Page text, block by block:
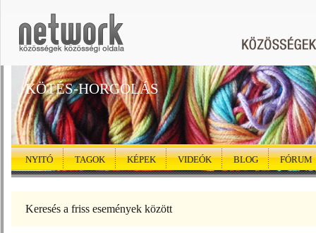
KÖTÉS-HORGOLÁS
NYITÓ TAGOK KÉPEK VIDEÓK BLOG FÓRUM
Keresés a friss események között